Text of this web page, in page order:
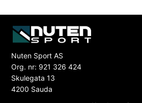
Nuten Sport AS
Org. nr: 921 326 424
Skulegata 13
4200 Sauda